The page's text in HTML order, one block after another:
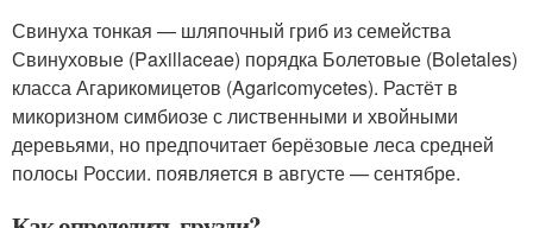
Свинуха тонкая — шляпочный гриб из семейства
Свинуховые (Paxillaceae) порядка Болетовые (Boletales)
класса Агарикомицетов (Agaricomycetes). Растёт в
микоризном симбиозе с лиственными и хвойными
деревьями, но предпочитает берёзовые леса средней
полосы России. появляется в августе — сентябре.